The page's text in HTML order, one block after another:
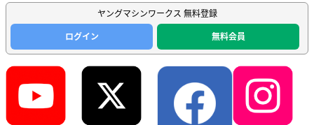
ヤングマシンワークス 無料登録
ログイン
無料会員